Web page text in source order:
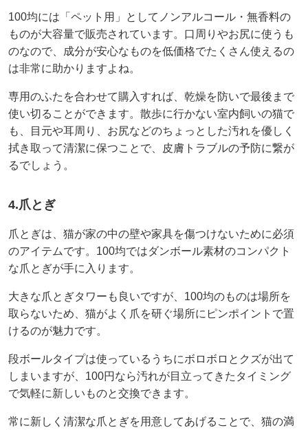
100均には「ペット用」としてノンアルコール・無香料の
ものが大容量で販売されています。口周りやお尻に使うも
のなので、成分が安心なものを低価格でたくさん使えるの
は非常に助かりますよね。
専用のふたを合わせて購入すれば、乾燥を防いで最後まで
使い切ることができます。散歩に行かない室内飼いの猫で
も、目元や耳周り、お尻などのちょっとした汚れを優しく
拭き取って清潔に保つことで、皮膚トラブルの予防に繋が
るでしょう。
4.爪とぎ
爪とぎは、猫が家の中の壁や家具を傷つけないために必須
のアイテムです。100均ではダンボール素材のコンパクト
な爪とぎが手に入ります。
大きな爪とぎタワーも良いですが、100均のものは場所を
取らないため、猫がよく爪を研ぐ場所にピンポイントで置
けるのが魅力です。
段ボールタイプは使っているうちにボロボロとクズが出て
しまいますが、100円なら汚れが目立ってきたタイミング
で気軽に新しいものと交換できます。
常に新しく清潔な爪とぎを用意してあげることで、猫の満